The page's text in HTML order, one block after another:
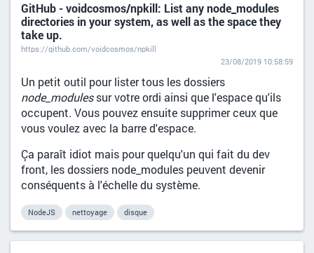
GitHub - voidcosmos/npkill: List any node_modules
directories in your system, as well as the space they
take up.
https://github.com/voidcosmos/npkill
23/08/2019 10:58:59
Un petit outil pour lister tous les dossiers
node_modulessur votre ordi ainsi que l'espace qu'ils
occupent. Vous pouvez ensuite supprimer ceux que
vous voulez avec la barre d'espace.
Ça paraît idiot mais pour quelqu'un qui fait du dev
front, les dossiers node_modules peuvent devenir
conséquents à l'échelle du système.
NodeJS nettoyage disque